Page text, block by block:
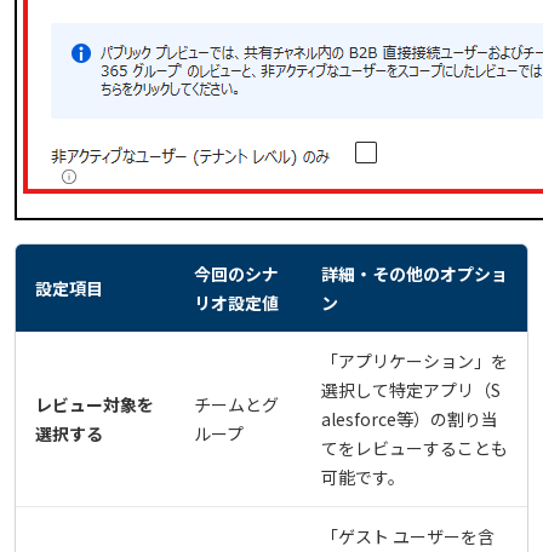
設定項目
今回のシナ
リオ設定値
詳細・その他のオプショ
ン
レビュー対象を
選択する
チームとグ
ループ
「アプリケーション」を
選択して特定アプリ（S
alesforce等）の割り当
てをレビューすることも
可能です。
「ゲスト ユーザーを含